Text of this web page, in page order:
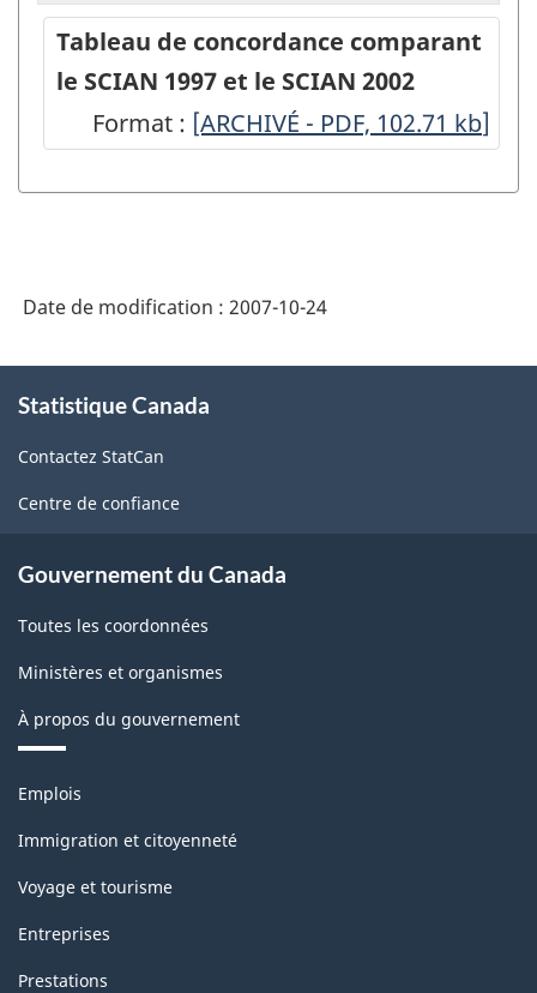
Tableau de concordance comparant
le SCIAN 1997 et le SCIAN 2002
Format : Tableau
concordance
SCIAN
1997
et
-
PDF,
102.71
[ARCHIVÉ - PDF, 102.71 kb]
Date de modification : 2007-10-24
propos
ce
site
Statistique Canada
Contactez StatCan
Centre de confiance
Gouvernement du Canada
Toutes les coordonnées
Ministères et organismes
À propos du gouvernement
Thèmes
sujets
Emplois
Immigration et citoyenneté
Voyage et tourisme
Entreprises
Prestations